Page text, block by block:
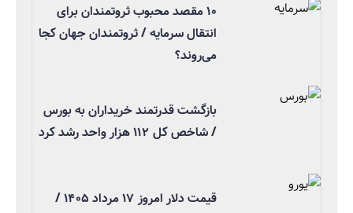
۱۰ مقصد محبوب ثروتمندان برای
انتقال سرمایه / ثروتمندان جهان کجا
می‌روند؟
بازگشت قدرتمند خریداران به بورس
/ شاخص کل ۱۱۲ هزار واحد رشد کرد
قیمت دلار امروز ۱۷ مرداد ۱۴۰۵ /